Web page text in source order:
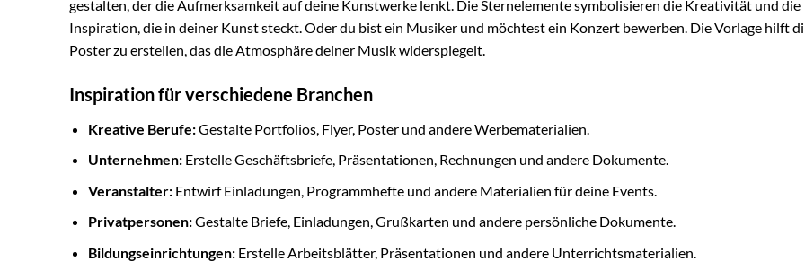
gestalten, der die Aufmerksamkeit auf deine Kunstwerke lenkt. Die Sternelemente symbolisieren die Kreativität und die
Inspiration, die in deiner Kunst steckt. Oder du bist ein Musiker und möchtest ein Konzert bewerben. Die Vorlage hilft
Poster zu erstellen, das die Atmosphäre deiner Musik widerspiegelt.
Inspiration für verschiedene Branchen
Kreative Berufe:Gestalte Portfolios, Flyer, Poster und andere Werbematerialien.
Unternehmen:Erstelle Geschäftsbriefe, Präsentationen, Rechnungen und andere Dokumente.
Veranstalter:Entwirf Einladungen, Programmhefte und andere Materialien für deine Events.
Privatpersonen:Gestalte Briefe, Einladungen, Grußkarten und andere persönliche Dokumente.
Bildungseinrichtungen:Erstelle Arbeitsblätter, Präsentationen und andere Unterrichtsmaterialien.